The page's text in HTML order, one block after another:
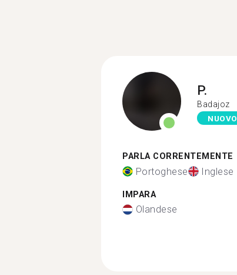
P.
Badajoz
NUOVO
PARLA CORRENTEMENTE
Portoghese Inglese
IMPARA
Olandese